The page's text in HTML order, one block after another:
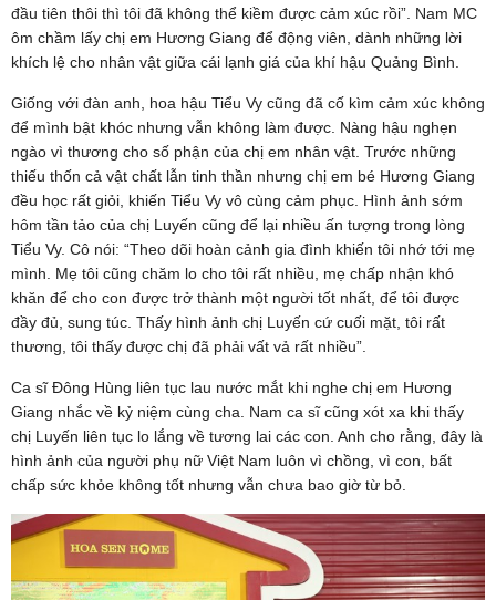
đầu tiên thôi thì tôi đã không thể kiềm được cảm xúc rồi”. Nam MC
ôm chầm lấy chị em Hương Giang để động viên, dành những lời
khích lệ cho nhân vật giữa cái lạnh giá của khí hậu Quảng Bình.
Giống với đàn anh, hoa hậu Tiểu Vy cũng đã cố kìm cảm xúc không
để mình bật khóc nhưng vẫn không làm được. Nàng hậu nghẹn
ngào vì thương cho số phận của chị em nhân vật. Trước những
thiếu thốn cả vật chất lẫn tinh thần nhưng chị em bé Hương Giang
đều học rất giỏi, khiến Tiểu Vy vô cùng cảm phục. Hình ảnh sớm
hôm tần tảo của chị Luyến cũng để lại nhiều ấn tượng trong lòng
Tiểu Vy. Cô nói: “Theo dõi hoàn cảnh gia đình khiến tôi nhớ tới mẹ
mình. Mẹ tôi cũng chăm lo cho tôi rất nhiều, mẹ chấp nhận khó
khăn để cho con được trở thành một người tốt nhất, để tôi được
đầy đủ, sung túc. Thấy hình ảnh chị Luyến cứ cuối mặt, tôi rất
thương, tôi thấy được chị đã phải vất vả rất nhiều”.
Ca sĩ Đông Hùng liên tục lau nước mắt khi nghe chị em Hương
Giang nhắc về kỷ niệm cùng cha. Nam ca sĩ cũng xót xa khi thấy
chị Luyến liên tục lo lắng về tương lai các con. Anh cho rằng, đây là
hình ảnh của người phụ nữ Việt Nam luôn vì chồng, vì con, bất
chấp sức khỏe không tốt nhưng vẫn chưa bao giờ từ bỏ.